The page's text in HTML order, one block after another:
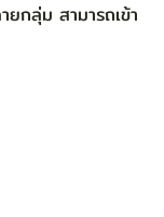
กลุ่ม สามารถเข้า